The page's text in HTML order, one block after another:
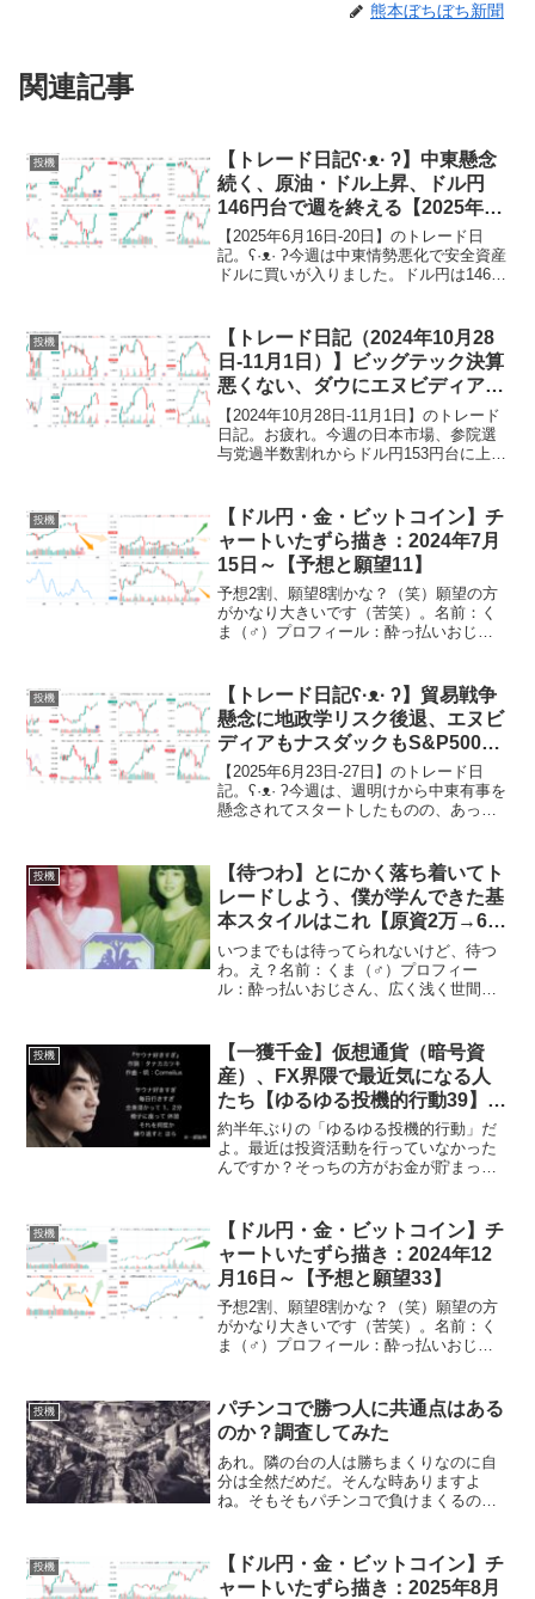
熊本ぼちぼち新聞
関連記事
投機
【トレード日記ʕ·ᴥ· ʔ】中東懸念
続く、原油・ドル上昇、ドル円
146円台で週を終える【2025年6
月16日-20日｜投機376】
【2025年6月16日-20日】のトレード日
記。ʕ·ᴥ· ʔ今週は中東情勢悪化で安全資産
ドルに買いが入りました。ドル円は146円
はわずかに陽線、原油は陽線、ゴールド
とビ...
投機
【トレード日記（2024年10月28
日-11月1日）】ビッグテック決算
悪くない、ダウにエヌビディア採
用、そして来週大統領選はトラン
プなら「金利↑ドル↑株↑↓？」【ゆ
るゆる投機342】
【2024年10月28日-11月1日】のトレード
日記。お疲れ。今週の日本市場、参院選
与党過半数割れからドル円153円台に上昇
高・株安となりました。米市場は注目さ
れたビッ...
投機
【ドル円・金・ビットコイン】チ
ャートいたずら描き：2024年7月
15日～【予想と願望11】
予想2割、願望8割かな？（笑）願望の方
がかなり大きいです（苦笑）。名前：く
ま（♂）プロフィール：酔っ払いおじさ
ル：ゆとり世代（さとり世代）、独身、
潔癖症特技：インター...
投機
【トレード日記ʕ·ᴥ· ʔ】貿易戦争
懸念に地政学リスク後退、エヌビ
ディアもナスダックもS&P500も
最高値更新【2025年6月23日-27
日｜投機377】
【2025年6月23日-27日】のトレード日
記。ʕ·ᴥ· ʔ今週は、週明けから中東有事を
懸念されてスタートしたものの、あっさ
スクオフとなりまた。エヌビディアと共
に、ナス...
投機
【待つわ】とにかく落ち着いてト
レードしよう、僕が学んできた基
本スタイルはこれ【原資2万→6万
→3万→6万（18日目
2024/4/12）】
いつまでもは待ってられないけど、待つ
わ。え？名前：くま（♂）プロフィー
ル：酔っ払いおじさん、広く浅く世間を
とり世代）、独身、潔癖症特技：インタ
ーネット超高速検索おはよ...
投機
【一獲千金】仮想通貨（暗号資
産）、FX界隈で最近気になる人
たち【ゆるゆる投機的行動39】
※2019年6月現在
約半年ぶりの「ゆるゆる投機的行動」だ
よ。最近は投資活動を行っていなかった
んですか？そっちの方がお金が貯まって
田圭吾）さんを使ってませんでした？笑
昨日のエントリー→大人の...
投機
【ドル円・金・ビットコイン】チ
ャートいたずら描き：2024年12
月16日～【予想と願望33】
予想2割、願望8割かな？（笑）願望の方
がかなり大きいです（苦笑）。名前：く
ま（♂）プロフィール：酔っ払いおじさ
ル：ゆとり世代（さとり世代）、独身、
潔癖症特技：インター...
投機
パチンコで勝つ人に共通点はある
のか？調査してみた
あれ。隣の台の人は勝ちまくりなのに自
分は全然だめだ。そんな時ありますよ
ね。そもそもパチンコで負けまくるのは
この記事ではパチンコで勝ち続け、稼ぐ
人たちの共通点を探っていき...
投機
【ドル円・金・ビットコイン】チ
ャートいたずら描き：2025年8月